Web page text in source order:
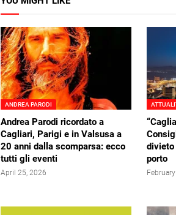
ANDREA PARODI
Andrea Parodi ricordato a
Cagliari, Parigi e in Valsusa a
20 anni dalla scomparsa: ecco
tutti gli eventi
April 25, 2026
divieto
porto